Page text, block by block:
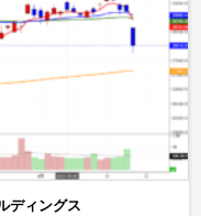
ディングス